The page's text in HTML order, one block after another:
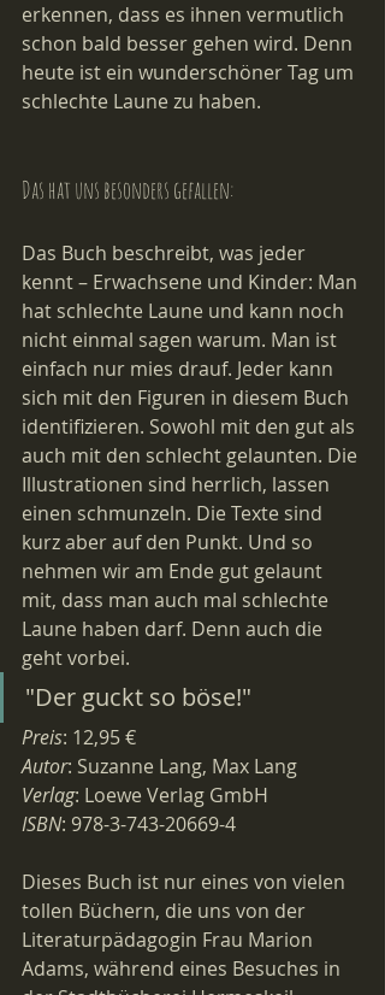
erkennen, dass es ihnen vermutlich
schon bald besser gehen wird. Denn
heute ist ein wunderschöner Tag um
schlechte Laune zu haben.
Das hat uns besonders gefallen:
Das Buch beschreibt, was jeder
kennt – Erwachsene und Kinder: Man
hat schlechte Laune und kann noch
nicht einmal sagen warum. Man ist
einfach nur mies drauf. Jeder kann
sich mit den Figuren in diesem Buch
identifizieren. Sowohl mit den gut als
auch mit den schlecht gelaunten. Die
Illustrationen sind herrlich, lassen
einen schmunzeln. Die Texte sind
kurz aber auf den Punkt. Und so
nehmen wir am Ende gut gelaunt
mit, dass man auch mal schlechte
Laune haben darf. Denn auch die
geht vorbei.
"Der guckt so böse!"
Preis: 12,95 €
Autor: Suzanne Lang, Max Lang
Verlag: Loewe Verlag GmbH
ISBN: 978-3-743-20669-4
Dieses Buch ist nur eines von vielen
tollen Büchern, die uns von der
Literaturpädagogin Frau Marion
Adams, während eines Besuches in